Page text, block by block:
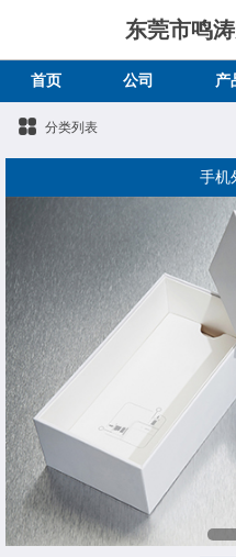
东莞市鸣
首页 公司 产
分类列表
手机